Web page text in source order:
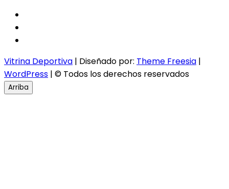
Vitrina Deportiva | Diseñado por: Theme Freesia |
WordPress | © Todos los derechos reservados
Arriba